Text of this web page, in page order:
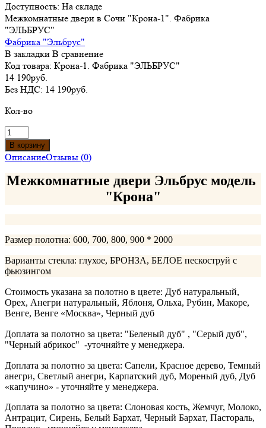
Доступность: На складе
Межкомнатные двери в Сочи "Крона-1". Фабрика
"ЭЛЬБРУС"
Фабрика "Эльбрус"
В закладки В сравнение
Код товара: Крона-1. Фабрика "ЭЛЬБРУС"
14 190руб.
Без НДС: 14 190руб.
Кол-во
ОписаниеОтзывы (0)
Межкомнатные двери Эльбрус модель
"Крона"
Размер полотна: 600, 700, 800, 900 * 2000
Варианты стекла: глухое, БРОНЗА, БЕЛОЕ пескоструй с
фьюзингом
Стоимость указана за полотно в цвете: Дуб натуральный,
Орех, Анегри натуральный, Яблоня, Ольха, Рубин, Макоре,
Венге, Венге «Москва», Черный дуб
Доплата за полотно за цвета: "Беленый дуб" , "Серый дуб",
"Черный абрикос" -уточняйте у менеджера.
Доплата за полотно за цвета: Сапели, Красное дерево, Темный
анегри, Светлый анегри, Карпатский дуб, Мореный дуб, Дуб
«капучино» - уточняйте у менеджера.
Доплата за полотно за цвета: Слоновая кость, Жемчуг, Молоко,
Антрацит, Сирень, Белый Бархат, Черный Бархат, Пастораль,